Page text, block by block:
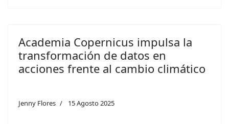
Academia Copernicus impulsa la
transformación de datos en
acciones frente al cambio climático
Jenny Flores 15 Agosto 2025